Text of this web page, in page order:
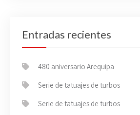
Entradas recientes
480 aniversario Arequipa
Serie de tatuajes de turbos
Serie de tatuajes de turbos